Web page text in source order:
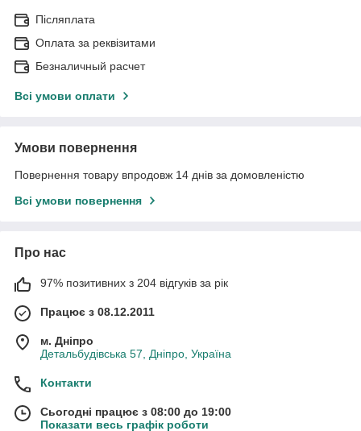
Післяплата
Оплата за реквізитами
Безналичный расчет
Всі умови оплати
Умови повернення
Повернення товару впродовж 14 днів за домовленістю
Всі умови повернення
Про нас
97% позитивних з 204 відгуків за рік
Працює з 08.12.2011
м. Дніпро
Детальбудівська 57, Дніпро, Україна
Контакти
Сьогодні працює з 08:00 до 19:00
Показати весь графік роботи